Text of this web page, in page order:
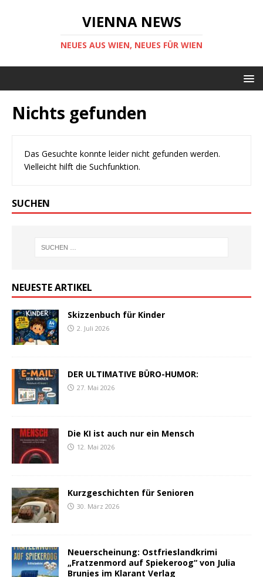
VIENNA NEWS
NEUES AUS WIEN, NEUES FÜR WIEN
Nichts gefunden
Das Gesuchte konnte leider nicht gefunden werden.
Vielleicht hilft die Suchfunktion.
SUCHEN
NEUESTE ARTIKEL
Skizzenbuch für Kinder
2. Juli 2026
DER ULTIMATIVE BÜRO-HUMOR:
27. Mai 2026
Die KI ist auch nur ein Mensch
12. Mai 2026
Kurzgeschichten für Senioren
30. März 2026
Neuerscheinung: Ostfrieslandkrimi
„Fratzenmord auf Spiekeroog“ von Julia
Brunjes im Klarant Verlag